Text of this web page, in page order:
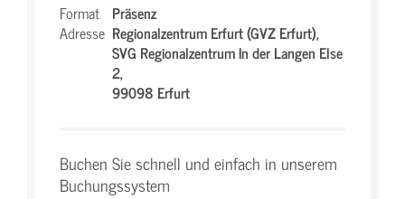
Format Präsenz
Adresse Regionalzentrum Erfurt (GVZ Erfurt),
SVG Regionalzentrum In der Langen Else
2,
99098 Erfurt
Buchen Sie schnell und einfach in unserem
Buchungssystem